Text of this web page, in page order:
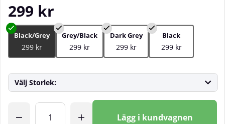
299 kr
Black/Grey
299 kr
Grey/Black
299 kr
Dark Grey
299 kr
Black
299 kr
Välj Storlek:
Lägg i kundvagnen